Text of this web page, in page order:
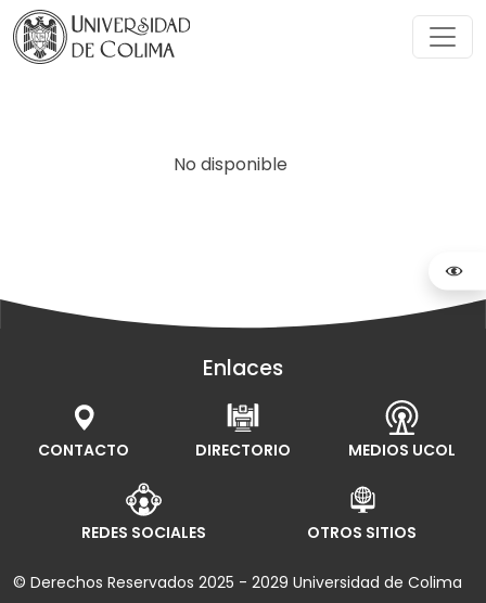
No disponible
Enlaces
CONTACTO DIRECTORIO MEDIOS UCOL
REDES SOCIALES OTROS SITIOS
© Derechos Reservados 2025 - 2029 Universidad de Colima